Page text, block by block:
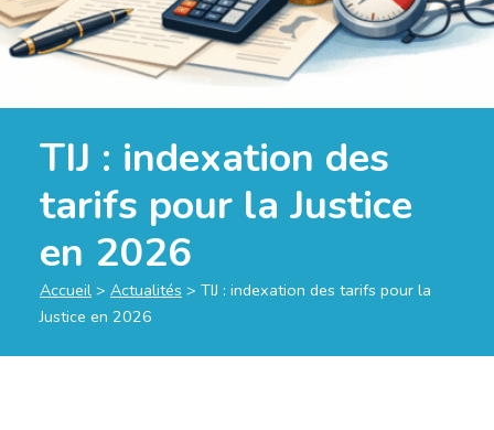
TIJ : indexation des
tarifs pour la Justice
en 2026
Accueil > Actualités > TIJ : indexation des tarifs pour la
Justice en 2026